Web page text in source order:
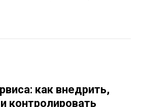
как внедрить,
контролировать